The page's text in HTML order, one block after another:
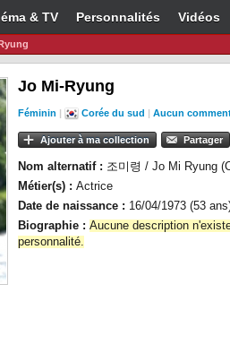
& TV Personnalités Vidéos
Jo Mi-Ryung
Féminin | Corée du sud | Aucun
Ajouter à ma collection Partager
Nom alternatif : 조미령 / Jo Mi Ryung
Métier(s) : Actrice
Date de naissance : 16/04/1973 (53
Biographie : Aucune description
personnalité.